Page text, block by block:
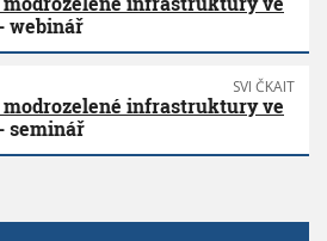
webinář
SVI ČKAIT
infrastruktury ve
seminář